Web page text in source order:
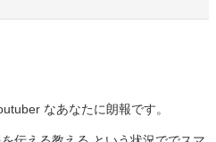
なあなたに朗報です。